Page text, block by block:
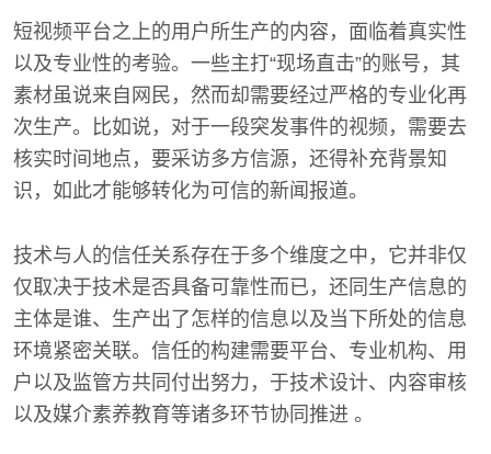
短视频平台之上的用户所生产的内容，面临着真实性
以及专业性的考验。一些主打“现场直击”的账号，其
素材虽说来自网民，然而却需要经过严格的专业化再
次生产。比如说，对于一段突发事件的视频，需要去
核实时间地点，要采访多方信源，还得补充背景知
识，如此才能够转化为可信的新闻报道。
技术与人的信任关系存在于多个维度之中，它并非仅
仅取决于技术是否具备可靠性而已，还同生产信息的
主体是谁、生产出了怎样的信息以及当下所处的信息
环境紧密关联。信任的构建需要平台、专业机构、用
户以及监管方共同付出努力，于技术设计、内容审核
以及媒介素养教育等诸多环节协同推进 。